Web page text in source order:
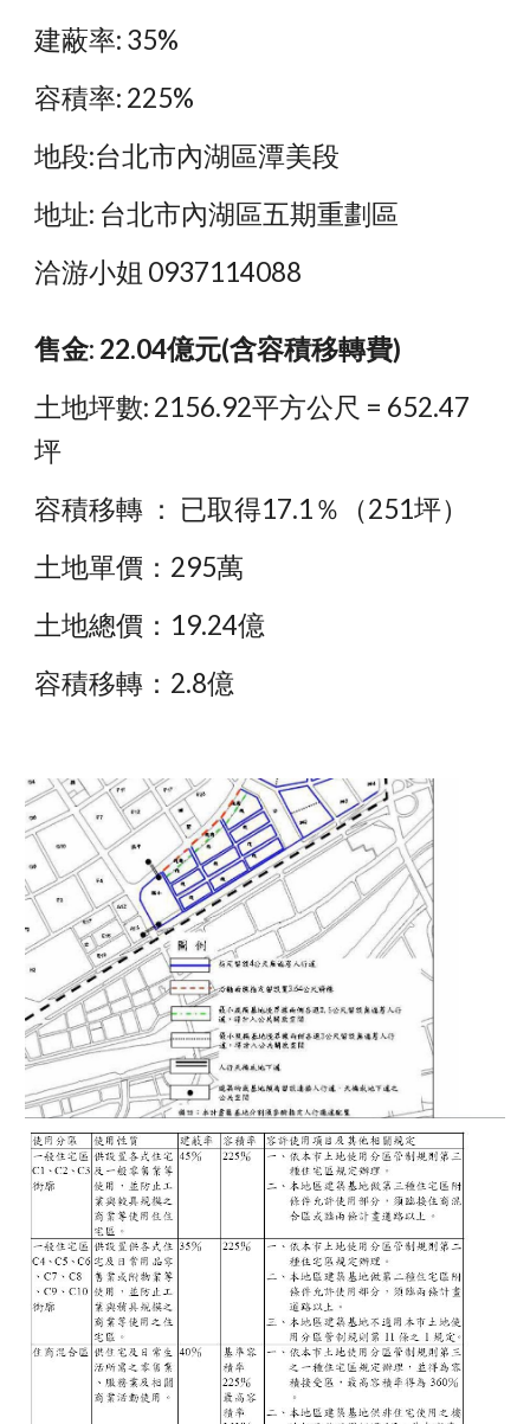
建蔽率: 35%
容積率: 225%
地段:台北市內湖區潭美段
地址: 台北市內湖區五期重劃區
洽游小姐 0937114088
售金: 22.04億元(含容積移轉費)
土地坪數: 2156.92平方公尺 = 652.47
坪
容積移轉 ： 已取得17.1％（251坪）
土地單價：295萬
土地總價：19.24億
容積移轉：2.8億